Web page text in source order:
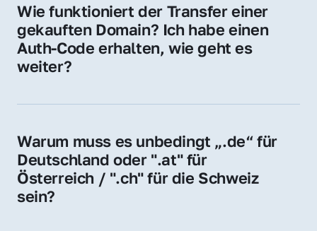
Wie funktioniert der Transfer einer
gekauften Domain? Ich habe einen
Auth-Code erhalten, wie geht es
weiter?
Provider, die Domain zu übernehmen. Gerne
schnellen Prozess.
Warum muss es unbedingt „.de“ für
Deutschland oder ".at" für
Österreich / ".ch" für die Schweiz
sein?